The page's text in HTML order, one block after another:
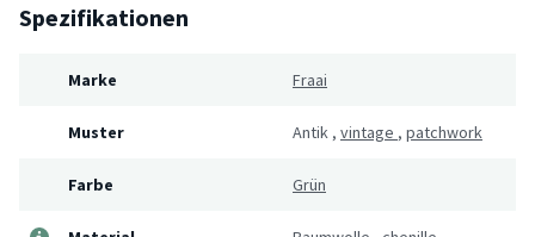
Spezifikationen
Marke Fraai
Muster Antik , vintage , patchwork
Farbe Grün